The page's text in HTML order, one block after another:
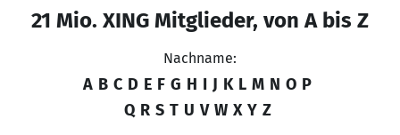
21 Mio. XING Mitglieder, von A bis Z
Nachname:
A B C D E F G H I J K L M N O P
Q R S T U V W X Y Z